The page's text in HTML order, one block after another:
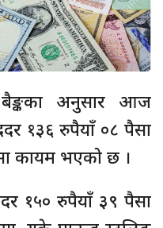
बैङ्कका अनुसार आज
१३६ रुपैयाँ ०८ पैसा
कायम भएको छ ।
१५० रुपैयाँ ३९ पैसा